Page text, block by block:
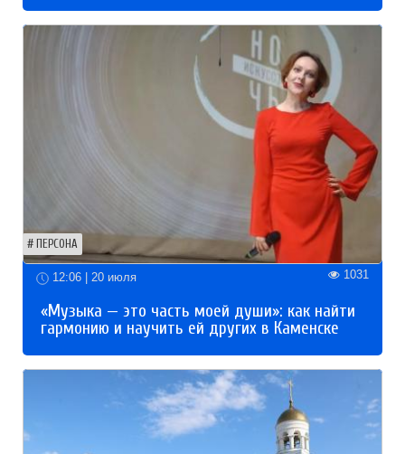
ПЕРСОНА
12:06 | 20 июля 1031
«Музыка — это часть моей души»: как найти
гармонию и научить ей других в Каменске